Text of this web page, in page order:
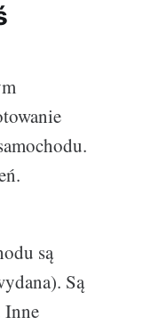
są
Są
Inne